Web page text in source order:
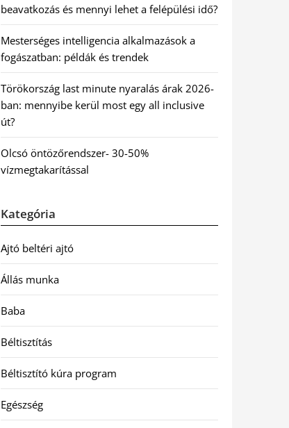
beavatkozás és mennyi lehet a felépülési idő?
Mesterséges intelligencia alkalmazások a
fogászatban: példák és trendek
Törökország last minute nyaralás árak 2026-
ban: mennyibe kerül most egy all inclusive
út?
Olcsó öntözőrendszer- 30-50%
vízmegtakarítással
Kategória
Ajtó beltéri ajtó
Állás munka
Baba
Béltisztítás
Béltisztító kúra program
Egészség